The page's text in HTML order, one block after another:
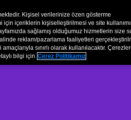
Kişisel verilerinize özen gösterme
içeriklerin kişiselleştirilmesi ve site
sağlamış olduğumuz hizmetlerin size
reklam/pazarlama faaliyetleri
sınırlı olarak kullanılacaktır.
bilgi için Çerez Politikamız